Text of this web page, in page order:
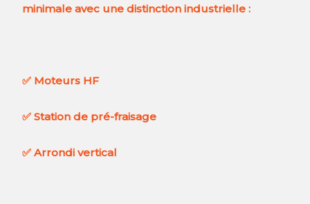
minimale avec une distinction industrielle :
✅ Moteurs HF
✅ Station de pré-fraisage
✅ Arrondi vertical